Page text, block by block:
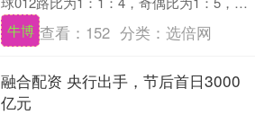
值为135，跨度为30，蓝....
牛博 查看： 152 分类：选倍网
融合配资 央行出手，节后首日3000
亿元